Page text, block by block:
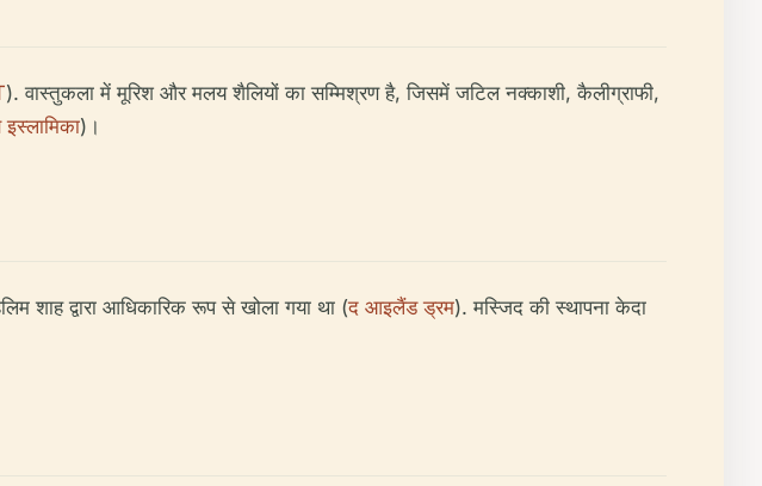
). वास्तुकला में मूरिश और मलय शैलियों का सम्मिश्रण है, जिसमें जटिल नक्काशी, कैलीग्राफी,
)।
शाह द्वारा आधिकारिक रूप से खोला गया था (द आइलैंड ड्रम). मस्जिद की स्थापना केदा